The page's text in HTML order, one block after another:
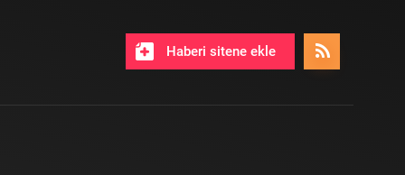
Haberi sitene ekle